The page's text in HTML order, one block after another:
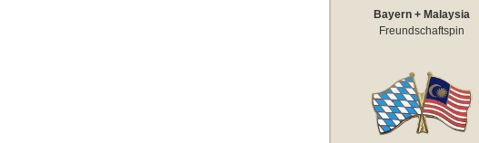
Bayern + Malaysia
Freundschaftspin